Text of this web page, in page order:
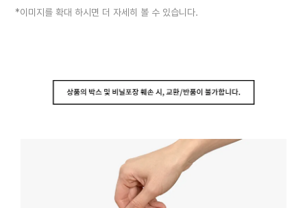
*이미지를 확대 하시면 더 자세히 볼 수 있습니다.